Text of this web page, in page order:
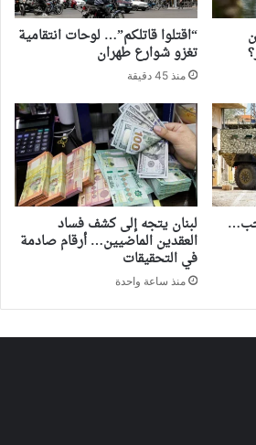
“اقتلوا قاتلكم”… لوحات انتقامية
تغزو شوارع طهران
منذ 45 دقيقة
لبنان يتجه إلى كشف فساد
العقدين الماضيين… أرقام صادمة
في التحقيقات
منذ ساعة واحدة